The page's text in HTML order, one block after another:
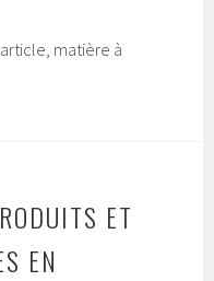
matière à
ET
EN